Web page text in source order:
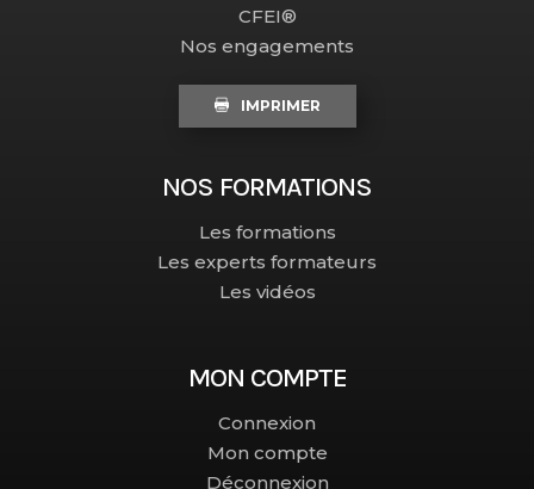
CFEI®
Nos engagements
IMPRIMER
NOS FORMATIONS
Les formations
Les experts formateurs
Les vidéos
MON COMPTE
Connexion
Mon compte
Déconnexion